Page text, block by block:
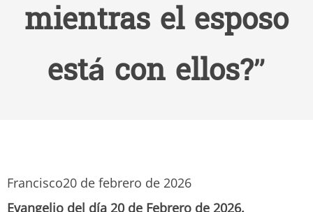
mientras el esposo
está con ellos?”
Francisco20 de febrero de 2026
Evangelio del día 20 de Febrero de 2026.